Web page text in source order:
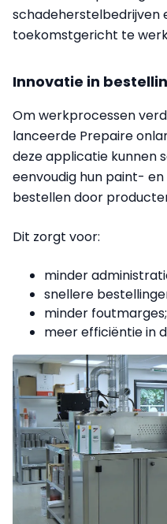
schadeherstelbedrijven
toekomstgericht te
Innovatie in
Om werkprocessen
lanceerde Prepaire
deze applicatie kunnen
eenvoudig hun paint-
bestellen door
Dit zorgt voor:
minder
snellere
minder foutmarges;
meer efficiëntie in